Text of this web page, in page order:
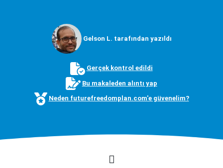
Gelson L. tarafından yazıldı
Gerçek kontrol edildi
Bu makaleden alıntı yap
Neden futurefreedomplan.com'e güvenelim?